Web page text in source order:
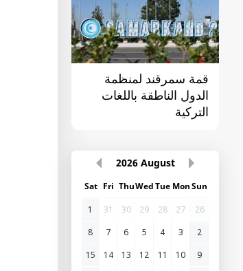
قمة سمرقند لمنظمة
الدول الناطقة باللغات
التركية
August
2026
Sun
Mon
Tue
Wed
Thu
Fri
Sat
26
27
28
29
30
31
1
2
3
4
5
6
7
8
9
10
11
12
13
14
15